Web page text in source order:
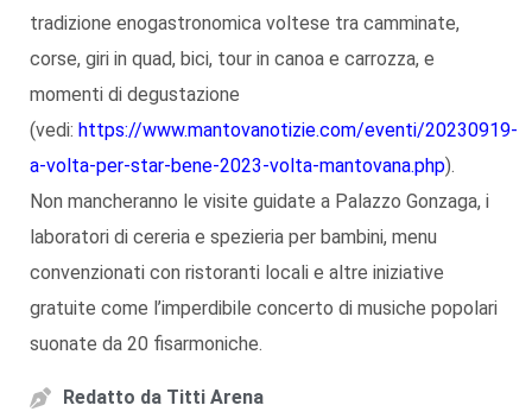
tradizione enogastronomica voltese tra camminate,
corse, giri in quad, bici, tour in canoa e carrozza, e
momenti di degustazione
(vedi: https://www.mantovanotizie.com/eventi/20230919-
a-volta-per-star-bene-2023-volta-mantovana.php).
Non mancheranno le visite guidate a Palazzo Gonzaga, i
laboratori di cereria e spezieria per bambini, menu
convenzionati con ristoranti locali e altre iniziative
gratuite come l’imperdibile concerto di musiche popolari
suonate da 20 fisarmoniche.
Redatto da Titti Arena